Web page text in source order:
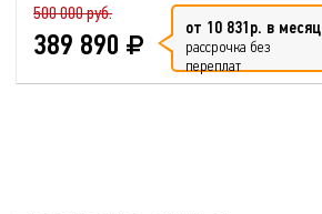
500 000 руб.
389 890 от 10 831р. в месяц
рассрочка без
переплат